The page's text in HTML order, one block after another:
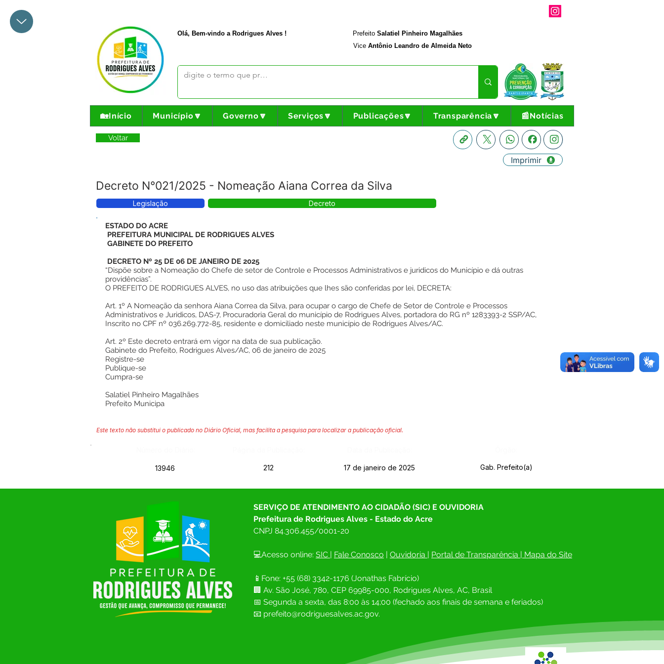
Olá, Bem-vindo a Rodrigues Alves ! Prefeito Salatiel Pinheiro Magalhães
Vice Antônio Leandro de Almeida Neto
🏡Início Município🔽 Governo🔽 Serviços🔽 Publicações🔽 Transparência🔽 📰Notícias
Voltar
Decreto N°021/2025 - Nomeação Aiana Correa da Silva
Imprimir
Legislação Decreto
ESTADO DO ACRE
PREFEITURA MUNICIPAL DE RODRIGUES ALVES
GABINETE DO PREFEITO
DECRETO Nº 25 DE 06 DE JANEIRO DE 2025
“Dispõe sobre a Nomeação do Chefe de setor de Controle e Processos Administrativos e juridicos do Município e dá outras
providências”.
O PREFEITO DE RODRIGUES ALVES, no uso das atribuições que lhes são conferidas por lei, DECRETA:
Art. 1º A Nomeação da senhora Aiana Correa da Silva, para ocupar o cargo de Chefe de Setor de Controle e Processos
Administrativos e Juridicos, DAS-7, Procuradoria Geral do município de Rodrigues Alves, portadora do RG nº 1283393-2 SSP/AC,
Inscrito no CPF nº 036.269.772-85, residente e domiciliado neste município de Rodrigues Alves/AC.
Art. 2º Este decreto entrará em vigor na data de sua publicação.
Gabinete do Prefeito, Rodrigues Alves/AC, 06 de janeiro de 2025
Registre-se
Publique-se
Cumpra-se
Salatiel Pinheiro Magalhães
Prefeito Municipa
Este texto não substitui o publicado no Diário Oficial, mas facilita a pesquisa para localizar a publicação oficial.
13946 212 17 de janeiro de 2025 Gab. Prefeito(a)
SERVIÇO DE ATENDIMENTO AO CIDADÃO (SIC) E OUVIDORIA
Prefeitura de Rodrigues Alves - Estado do Acre
CNPJ 84.306.455/0001-20
💻Acesso online: SIC | Fale Conosco | Ouvidoria | Portal de Transparência | Mapa do Site
📱Fone: +55 (68) 3342-1176 (Jonathas Fabrício)
🏢 Av. São José, 780, CEP 69985-000, Rodrigues Alves, AC, Brasil
📅 Segunda a sexta, das 8:00 às 14;00 (fechado aos finais de semana e feriados)
📧 prefeito@rodriguesalves.ac.gov.